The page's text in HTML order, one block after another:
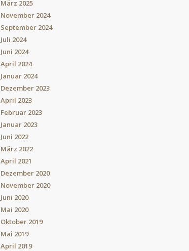
März 2025
November 2024
September 2024
Juli 2024
Juni 2024
April 2024
Januar 2024
Dezember 2023
April 2023
Februar 2023
Januar 2023
Juni 2022
März 2022
April 2021
Dezember 2020
November 2020
Juni 2020
Mai 2020
Oktober 2019
Mai 2019
April 2019